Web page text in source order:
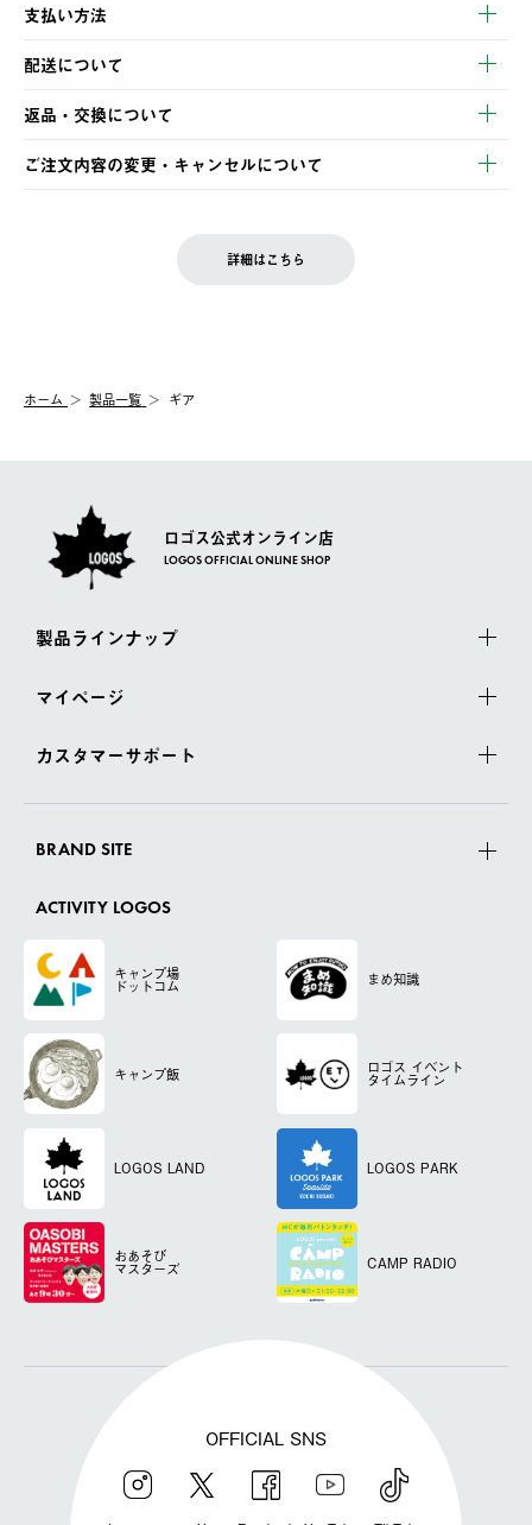
支払い方法
以下のいずれかの方法でお支払いいただけます。
・クレジットカード決済
・コンビニ決済
・Pay-easy決済
配送について
【発送スケジュール】
ご注文・ご入金完了より2営業日以内に商品を発送いたします。
土日祝の発送はございませんので、木曜日以降のご注文は週明け
の発送となる場合がございます。
【配送業者】
佐川急便にて配送されます。
返品・交換について
※お客様都合の場合
お客様都合の返品にかかる送料は、お客様ご負担とさせていただ
一度お手元の商品を返品いただき、ご希望商品を再注文してくだ
ご注文内容の変更・キャンセルについて
LOGOS FAMILY会員の方は、会員マイページ内 購入履歴画面に
詳細はこちら
ホーム 製品一覧 ギア
ロゴス公式オンライン店
LOGOS OFFICIAL ONLINE SHOP
製品ラインナップ
マイページ
カスタマーサポート
BRAND SITE
ACTIVITY LOGOS
キャンプ場
ドットコム まめ知識
キャンプ飯 ロゴス イベント
タイムライン
LOGOS LAND LOGOS PARK
おあそび
マスターズ CAMP RADIO
OFFICIAL SNS